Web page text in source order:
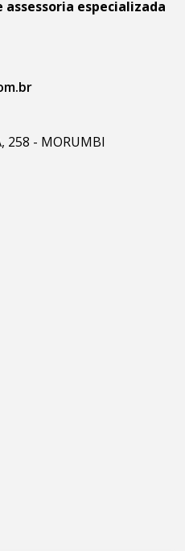
assessoria especializada
258 - MORUMBI